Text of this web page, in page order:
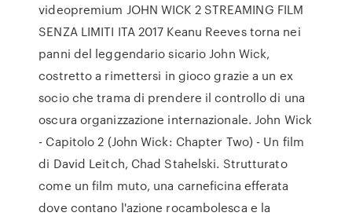
videopremium JOHN WICK 2 STREAMING FILM
SENZA LIMITI ITA 2017 Keanu Reeves torna nei
panni del leggendario sicario John Wick,
costretto a rimettersi in gioco grazie a un ex
socio che trama di prendere il controllo di una
oscura organizzazione internazionale. John Wick
- Capitolo 2 (John Wick: Chapter Two) - Un film
di David Leitch, Chad Stahelski. Strutturato
come un film muto, una carneficina efferata
dove contano l'azione rocambolesca e la